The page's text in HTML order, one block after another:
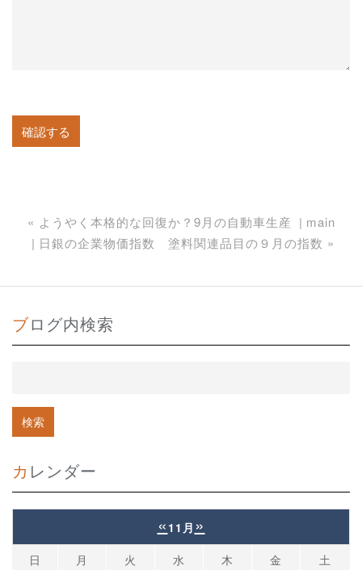
« ようやく本格的な回復か？9月の自動車生産
main
日銀の企業物価指数 塗料関連品目の９月の指数 »
ブログ内検索
カレンダー
« 11月 »
日 月 火 水 木 金
土